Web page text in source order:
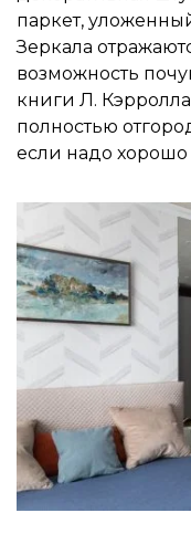
паркет,
Зеркала
возможность
книги Л.
полностью
если надо хорошо